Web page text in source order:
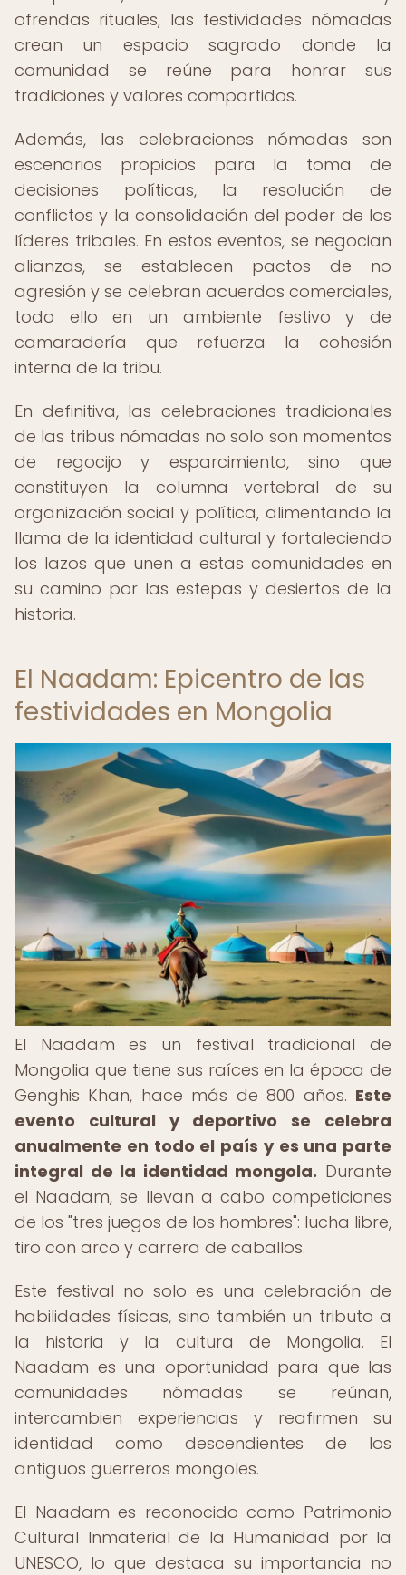
ofrendas rituales, las festividades nómadas
crean un espacio sagrado donde la
comunidad se reúne para honrar sus
tradiciones y valores compartidos.
Además, las celebraciones nómadas son
escenarios propicios para la toma de
decisiones políticas, la resolución de
conflictos y la consolidación del poder de los
líderes tribales. En estos eventos, se negocian
alianzas, se establecen pactos de no
agresión y se celebran acuerdos comerciales,
todo ello en un ambiente festivo y de
camaradería que refuerza la cohesión
interna de la tribu.
En definitiva, las celebraciones tradicionales
de las tribus nómadas no solo son momentos
de regocijo y esparcimiento, sino que
constituyen la columna vertebral de su
organización social y política, alimentando la
llama de la identidad cultural y fortaleciendo
los lazos que unen a estas comunidades en
su camino por las estepas y desiertos de la
historia.
El Naadam: Epicentro de las
festividades en Mongolia
El Naadam es un festival tradicional de
Mongolia que tiene sus raíces en la época de
Genghis Khan, hace más de 800 años. Este
evento cultural y deportivo se celebra
anualmente en todo el país y es una parte
integral de la identidad mongola. Durante
el Naadam, se llevan a cabo competiciones
de los "tres juegos de los hombres": lucha libre,
tiro con arco y carrera de caballos.
Este festival no solo es una celebración de
habilidades físicas, sino también un tributo a
la historia y la cultura de Mongolia. El
Naadam es una oportunidad para que las
comunidades nómadas se reúnan,
intercambien experiencias y reafirmen su
identidad como descendientes de los
antiguos guerreros mongoles.
El Naadam es reconocido como Patrimonio
Cultural Inmaterial de la Humanidad por la
UNESCO, lo que destaca su importancia no